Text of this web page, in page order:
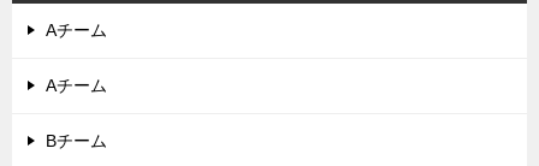
Aチーム
Aチーム
Bチーム